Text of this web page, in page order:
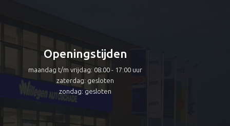
Openingstijden
maandag t/m vrijdag: 08:00 - 17:00 uur
zaterdag: gesloten
zondag: gesloten